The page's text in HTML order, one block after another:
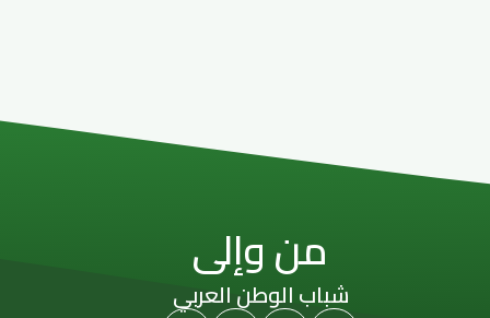
من وإلى
شباب الوطن العربي